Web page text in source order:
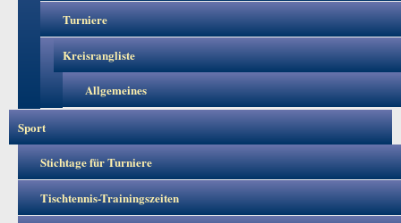
Turniere
Kreisrangliste
Allgemeines
Sport
Stichtage für Turniere
Tischtennis-Trainingszeiten